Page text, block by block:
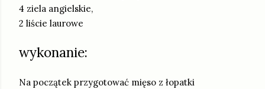
4 ziela angielskie,
2 liście laurowe
wykonanie:
Na początek przygotować mięso z łopatki